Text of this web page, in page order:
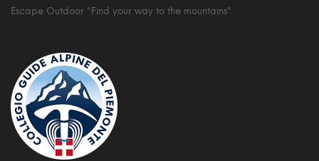
Escape Outdoor "Find your way to the mountains".